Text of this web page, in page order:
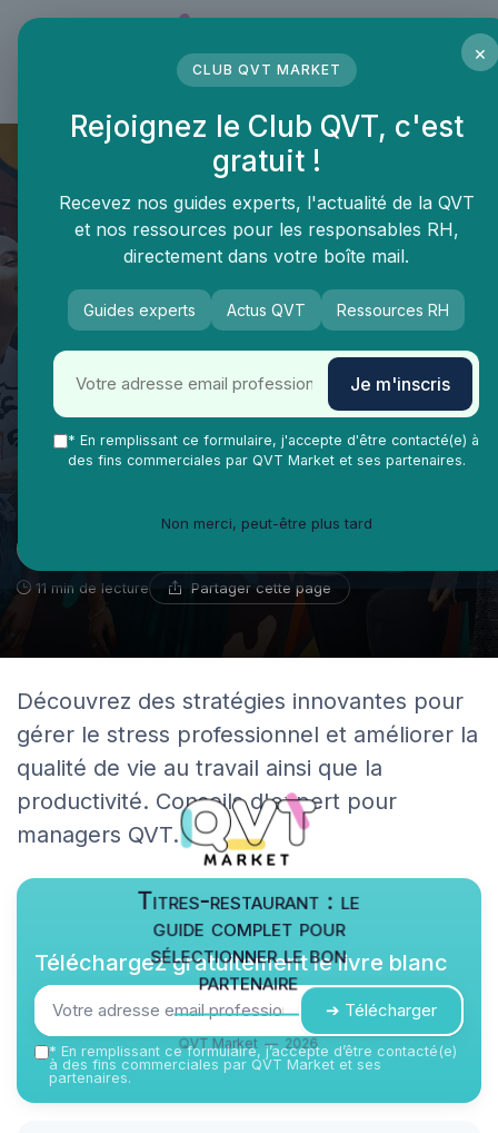
QVT Market Enjeux dans la QVT Gestion stress
Gestion du Stress
Professionnel : Comment créer
un Environnement de Travail
11 min de lecture Partager cette page
Découvrez des stratégies innovantes pour
gérer le stress professionnel et améliorer la
qualité de vie au travail ainsi que la
productivité. Conseils d'expert pour
managers QVT.
Titres-restaurant : le
guide complet pour
sélectionner le bon
partenaire
QVT Market — 2026
Téléchargez gratuitement le livre blanc
➔ Télécharger
* En remplissant ce formulaire, j’accepte d’être contacté(e)
à des fins commerciales par QVT Market et ses
partenaires.
×
CLUB QVT MARKET
Rejoignez le Club QVT, c'est
gratuit !
Recevez nos guides experts, l'actualité de la QVT
et nos ressources pour les responsables RH,
directement dans votre boîte mail.
Guides experts Actus QVT Ressources RH
Je m'inscris
* En remplissant ce formulaire, j'accepte d'être contacté(e) à
des fins commerciales par QVT Market et ses partenaires.
Non merci, peut-être plus tard
Panneau de gestion des cookies